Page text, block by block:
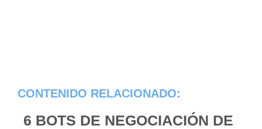
CONTENIDO RELACIONADO:
6 BOTS DE NEGOCIACIÓN DE